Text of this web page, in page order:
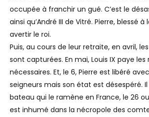
occupée à franchir un gué. C’est le
ainsi qu’André III de Vitré. Pierre, blessé
avertir le roi.
Puis, au cours de leur retraite, en avril,
sont capturées. En mai, Louis IX paye les
nécessaires. Et, le 6, Pierre est libéré
seigneurs mais son état est désespéré.
bateau qui le ramène en France, le 26 ou
est inhumé dans la nécropole des